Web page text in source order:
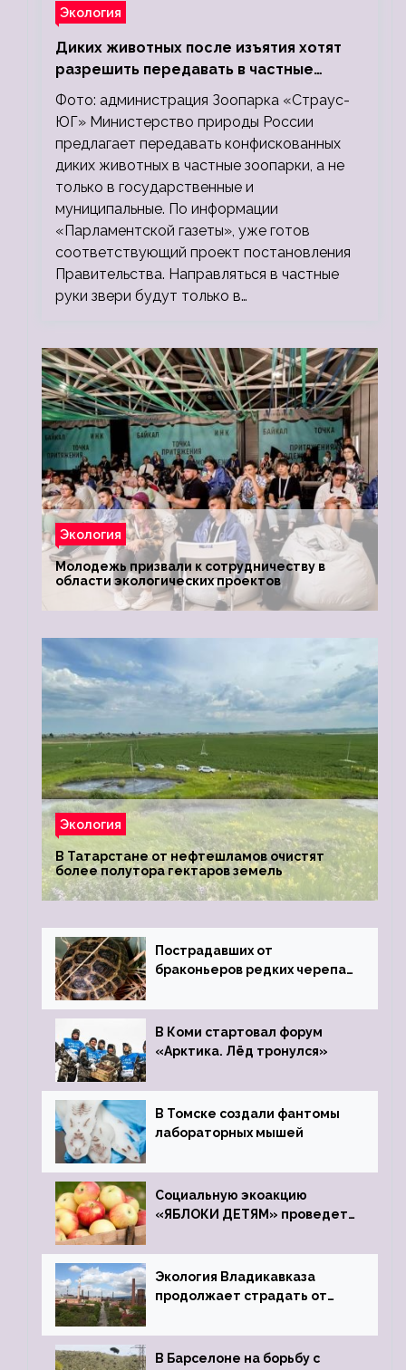
Экология
Диких животных после изъятия хотят
разрешить передавать в частные
зоопарки
Фото: администрация Зоопарка «Страус-
ЮГ» Министерство природы России
предлагает передавать конфискованных
диких животных в частные зоопарки, а не
только в государственные и
муниципальные. По информации
«Парламентской газеты», уже готов
соответствующий проект постановления
Правительства. Направляться в частные
руки звери будут только в…
Экология
Молодежь призвали к сотрудничеству в
области экологических проектов
Экология
В Татарстане от нефтешламов очистят
более полутора гектаров земель
Пострадавших от
браконьеров редких черепах
зоопарк
В Коми стартовал форум
«Арктика. Лёд тронулся»
В Томске создали фантомы
лабораторных мышей
Социальную экоакцию
«ЯБЛОКИ ДЕТЯМ» проведет
Экология Владикавказа
продолжает страдать от
В Барселоне на борьбу с